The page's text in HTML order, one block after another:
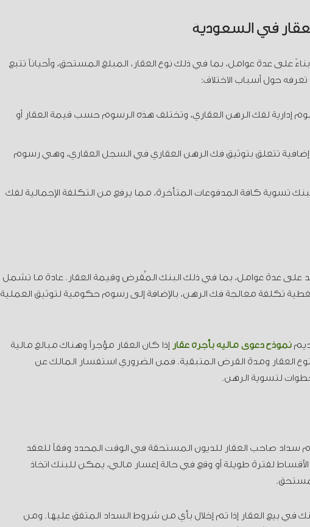
في السعودية
على عدة عوامل، بما في ذلك نوع العقار، المبلغ المستحق، وأحياناً تتبع
حول أسباب الاختلاف:
إدارية لفك الرهن العقاري، وتختلف هذه الرسوم حسب قيمة العقار أو
تتعلق بتوثيق فك الرهن العقاري في السجل العقاري، وهي رسوم
تسوية كافة المدفوعات المتأخرة، مما يرفع من التكلفة الإجمالية لفك
عدة عوامل، بما في ذلك البنك المُقرض وقيمة العقار. عادة ما تشمل
تكلفة معالجة فك الرهن، بالإضافة إلى رسوم حكومية لتوثيق العملية
نموذج دعوى مالية بأجرة عقار إذا كان العقار مؤجراً وهناك مبالغ مالية
ومدة القرض المتبقية. فمن الضروري استفسار المالك عن
لتسوية الرهن.
سداد صاحب العقار للديون المستحقة في الوقت المحدد وفقاً للعقد
لفترة طويلة أو وقع في حالة إعسار مالي، يمكن للبنك اتخاذ
بيع العقار إذا تم إخلال بأي من شروط السداد المتفق عليها. ومن